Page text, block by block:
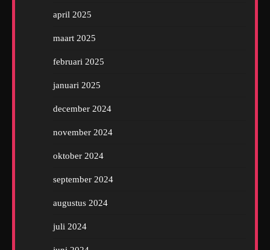
april 2025
maart 2025
februari 2025
januari 2025
december 2024
november 2024
oktober 2024
september 2024
augustus 2024
juli 2024